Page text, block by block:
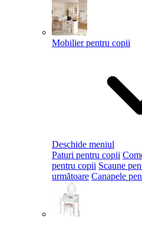
Mobilier pentru copii
Deschide meniul
Paturi pentru copii
pentru copii Scaune
următoare Canapele